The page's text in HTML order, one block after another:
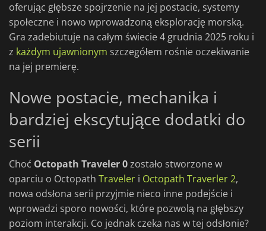
oferując głębsze spojrzenie na jej postacie, systemy
społeczne i nowo wprowadzoną eksplorację morską.
Gra zadebiutuje na całym świecie 4 grudnia 2025 roku i
z każdym ujawnionym szczegółem rośnie oczekiwanie
na jej premierę.
Nowe postacie, mechanika i
bardziej ekscytujące dodatki do
serii
Choć Octopath Traveler 0zostało stworzone w
oparciu o Octopath Traveler i Octopath Traverler 2,
nowa odsłona serii przyjmie nieco inne podejście i
wprowadzi sporo nowości, które pozwolą na głębszy
poziom interakcji. Co jednak czeka nas w tej odsłonie?